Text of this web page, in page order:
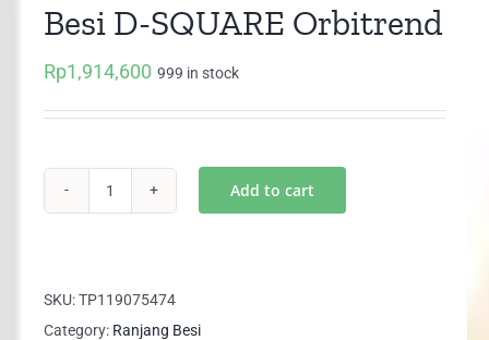
Besi D-SQUARE Orbitrend
Rp1,914,600 999 in stock
Besi
D-
Add to cart
SKU:TP119075474
Category: Ranjang Besi